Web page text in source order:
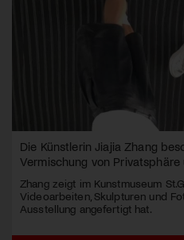
Die Künstlerin Jiajia Zhang
Vermischung von
Zhang zeigt im Kunstmuseum
Videoarbeiten, Skulpturen und
Ausstellung angefertigt hat.